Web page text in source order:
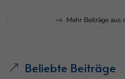
Mehr Beiträge aus
Beliebte Beiträge